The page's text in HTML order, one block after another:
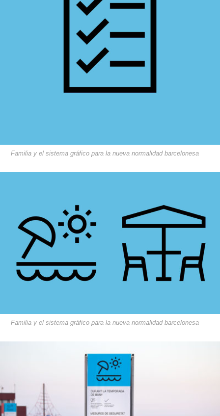
Familia y el sistema gráfico para la nueva normalidad barcelonesa
Familia y el sistema gráfico para la nueva normalidad barcelonesa